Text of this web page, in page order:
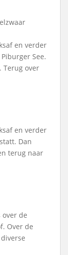
en verder
See.
Terug over
en verder
Dan
terug naar
de
Over de